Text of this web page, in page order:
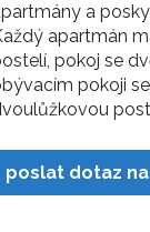
a
apartmán
pokoj se
pokoji
poslat dotaz